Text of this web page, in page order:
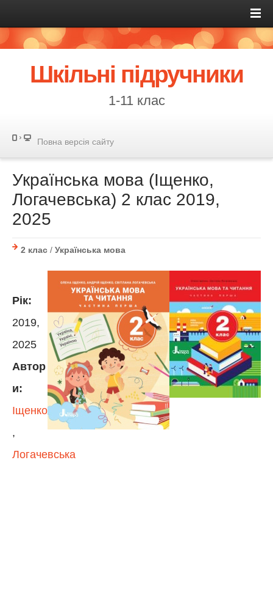
Шкільні підручники
1-11 клас
Повна версія сайту
Українська мова (Іщенко,
Логачевська) 2 клас 2019,
2025
2 клас / Українська мова
Рік:
2019,
2025
Автор
и:
Іщенко
,
Логачевська